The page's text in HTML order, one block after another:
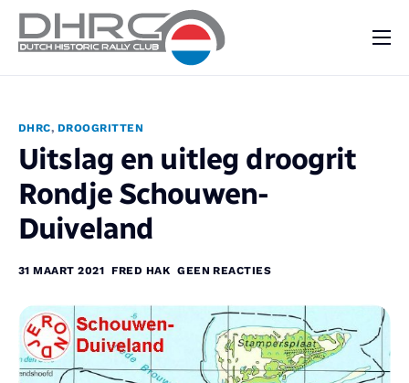
Vraag & Aanbod
Nieuws
Contact
DHRC, DROOGRITTEN
Uitslag en uitleg droogrit
Rondje Schouwen-
Duiveland
31 MAART 2021 FRED HAK GEEN REACTIES